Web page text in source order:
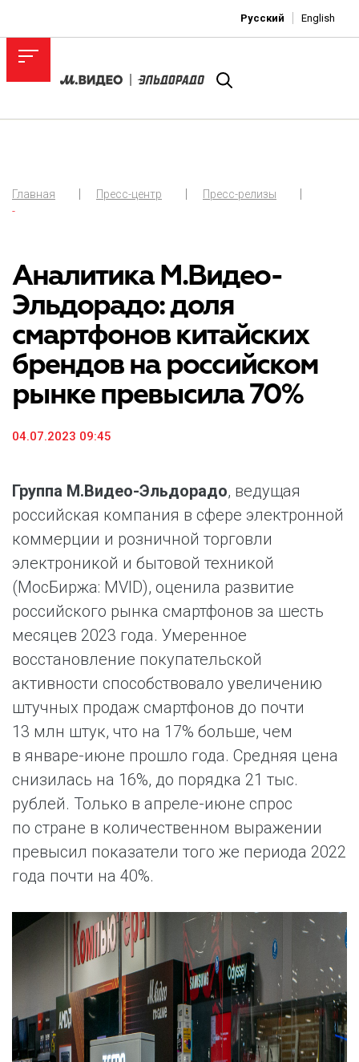
Русский English
Главная Пресс-центр
Пресс-релизы
-
Аналитика М.Видео-
Эльдорадо: доля
смартфонов китайских
брендов на российском
рынке превысила 70%
04.07.2023 09:45
Группа М.Видео-Эльдорадо, ведущая
российская компания в сфере электронной
коммерции и розничной торговли
электроникой и бытовой техникой
(МосБиржа: MVID), оценила развитие
российского рынка смартфонов за шесть
месяцев 2023 года. Умеренное
восстановление покупательской
активности способствовало увеличению
штучных продаж смартфонов до почти
13 млн штук, что на 17% больше, чем
в январе-июне прошло года. Средняя цена
снизилась на 16%, до порядка 21 тыс.
рублей. Только в апреле-июне спрос
по стране в количественном выражении
превысил показатели того же периода 2022
года почти на 40%.